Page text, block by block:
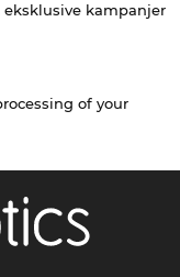
kampanjer
of your